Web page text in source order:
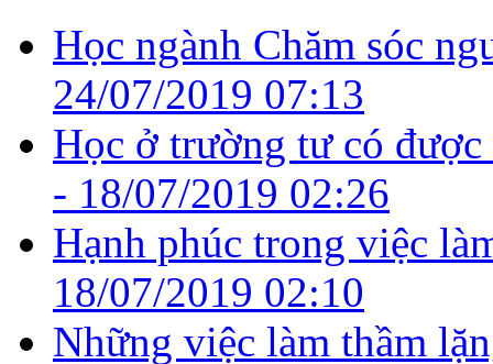
Học ngành Chăm sóc
24/07/2019 07:13
Học ở trường tư có
- 18/07/2019 02:26
Hạnh phúc trong việc
18/07/2019 02:10
Những việc làm thầm